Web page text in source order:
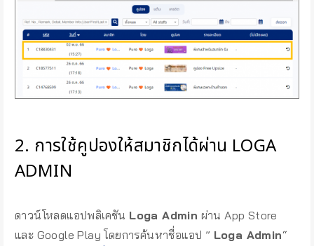
2. การใช้คูปองให้สมาชิกได้ผ่าน LOGA
ADMIN
ดาวน์โหลดแอปพลิเคชัน Loga Admin ผ่าน App Store
และ Google Play โดยการค้นหาชื่อแอป ” Loga Admin“